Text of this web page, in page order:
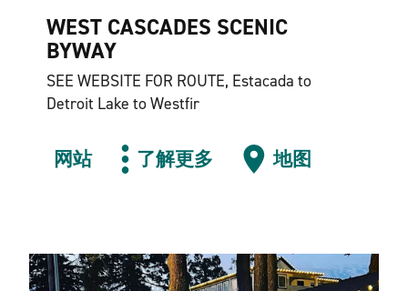
WEST CASCADES SCENIC
BYWAY
SEE WEBSITE FOR ROUTE, Estacada to
Detroit Lake to Westfir
网站 了解更多 地图